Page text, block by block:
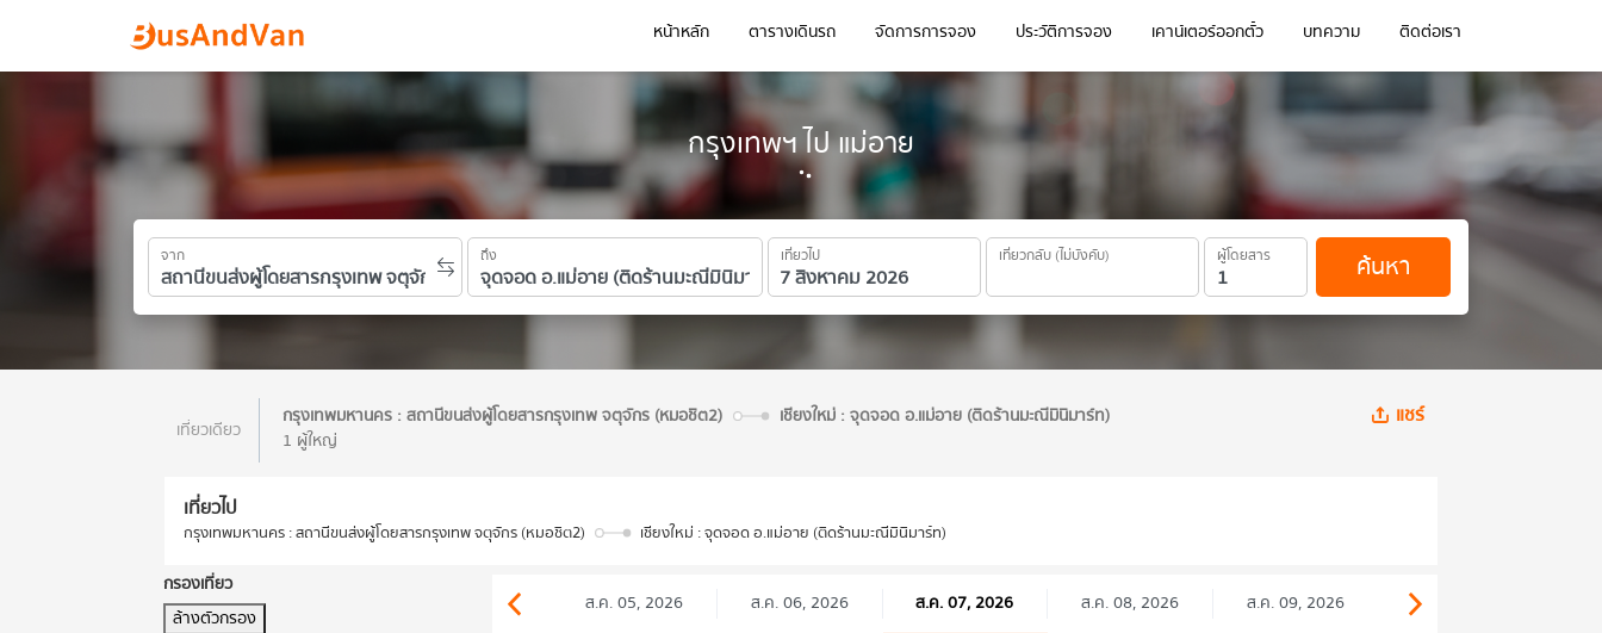
กรุงเทพฯ ไป แม่อาย
จาก ถึง เที่ยวไป เที่ยวกลับ (ไม่บังคับ) ผู้โดยสาร ค้นหา
หน้าหลัก ตารางเดินรถ จัดการการจอง ประวัติการจอง เคาน์เตอร์ออกตั๋ว บทความ ติดต่อเรา
เที่ยวเดียว
กรุงเทพมหานคร : สถานีขนส่งผู้โดยสารกรุงเทพ จตุจักร (หมอชิต2)
เชียงใหม่ : จุดจอด อ.แม่อาย (ติดร้านมะณีมินิมาร์ท)
1 ผู้ใหญ่
แชร์
เที่ยวไป
กรุงเทพมหานคร : สถานีขนส่งผู้โดยสารกรุงเทพ จตุจักร (หมอชิต2) เชียงใหม่ : จุดจอด อ.แม่อาย (ติดร้านมะณีมินิมาร์ท)
กรองเที่ยว
ล้างตัวกรอง
ส.ค. 05, 2026 ส.ค. 06, 2026 ส.ค. 07, 2026 ส.ค. 08, 2026 ส.ค. 09, 2026